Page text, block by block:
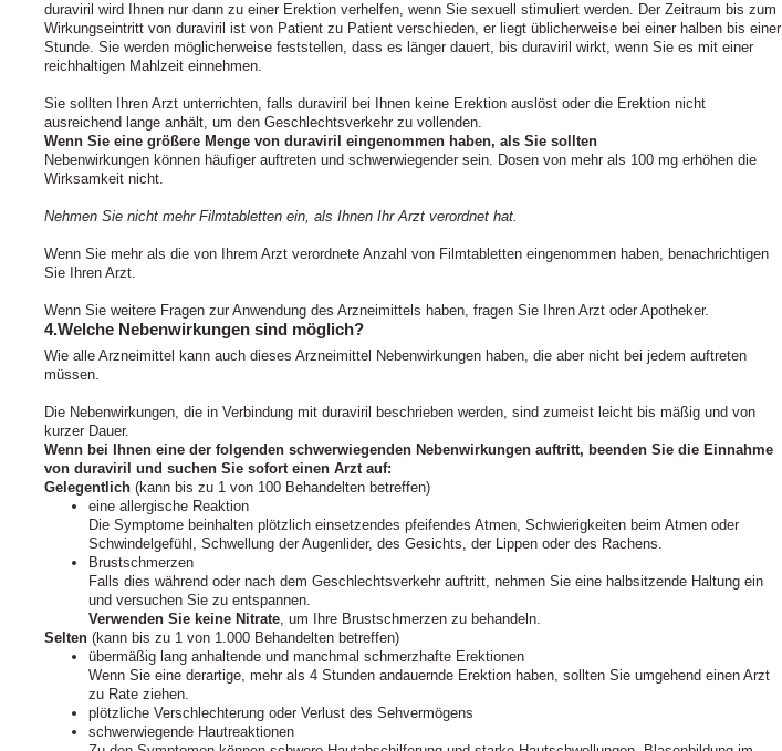
duraviril wird Ihnen nur dann zu einer Erektion verhelfen, wenn Sie sexuell stimuliert werden. Der Zeitraum bis zum
Wirkungseintritt von duraviril ist von Patient zu Patient verschieden, er liegt üblicherweise bei einer halben bis einer
Stunde. Sie werden möglicherweise feststellen, dass es länger dauert, bis duraviril wirkt, wenn Sie es mit einer
reichhaltigen Mahlzeit einnehmen.
Sie sollten Ihren Arzt unterrichten, falls duraviril bei Ihnen keine Erektion auslöst oder die Erektion nicht
ausreichend lange anhält, um den Geschlechtsverkehr zu vollenden.
Wenn Sie eine größere Menge von duraviril eingenommen haben, als Sie sollten
Nebenwirkungen können häufiger auftreten und schwerwiegender sein. Dosen von mehr als 100 mg erhöhen die
Wirksamkeit nicht.
Nehmen Sie nicht mehr Filmtabletten ein, als Ihnen Ihr Arzt verordnet hat.
Wenn Sie mehr als die von Ihrem Arzt verordnete Anzahl von Filmtabletten eingenommen haben, benachrichtigen
Sie Ihren Arzt.
Wenn Sie weitere Fragen zur Anwendung des Arzneimittels haben, fragen Sie Ihren Arzt oder Apotheker.
4.Welche Nebenwirkungen sind möglich?
Wie alle Arzneimittel kann auch dieses Arzneimittel Nebenwirkungen haben, die aber nicht bei jedem auftreten
müssen.
Die Nebenwirkungen, die in Verbindung mit duraviril beschrieben werden, sind zumeist leicht bis mäßig und von
kurzer Dauer.
Wenn bei Ihnen eine der folgenden schwerwiegenden Nebenwirkungen auftritt, beenden Sie die Einnahme
von duraviril und suchen Sie sofort einen Arzt auf:
Gelegentlich (kann bis zu 1 von 100 Behandelten betreffen)
eine allergische Reaktion
Die Symptome beinhalten plötzlich einsetzendes pfeifendes Atmen, Schwierigkeiten beim Atmen oder
Schwindelgefühl, Schwellung der Augenlider, des Gesichts, der Lippen oder des Rachens.
Brustschmerzen
Falls dies während oder nach dem Geschlechtsverkehr auftritt, nehmen Sie eine halbsitzende Haltung ein
und versuchen Sie zu entspannen.
Verwenden Sie keine Nitrate, um Ihre Brustschmerzen zu behandeln.
Selten (kann bis zu 1 von 1.000 Behandelten betreffen)
übermäßig lang anhaltende und manchmal schmerzhafte Erektionen
Wenn Sie eine derartige, mehr als 4 Stunden andauernde Erektion haben, sollten Sie umgehend einen Arzt
zu Rate ziehen.
plötzliche Verschlechterung oder Verlust des Sehvermögens
schwerwiegende Hautreaktionen